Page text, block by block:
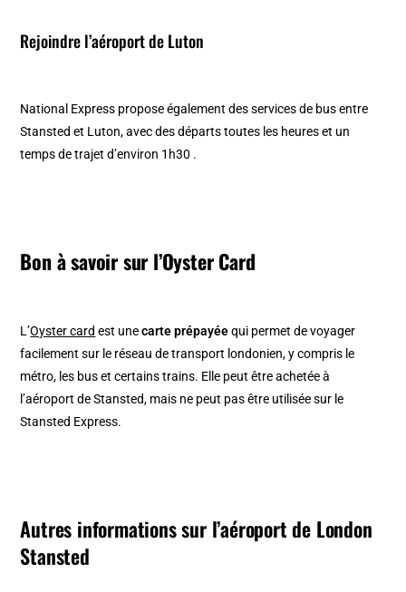
Rejoindre l’aéroport de Luton
National Express propose également des services de bus entre
Stansted et Luton, avec des départs toutes les heures et un
temps de trajet d’environ 1h30 .
Bon à savoir sur l’Oyster Card
L’Oyster card est unecarte prépayéequi permet de voyager
facilement sur le réseau de transport londonien, y compris le
métro, les bus et certains trains. Elle peut être achetée à
l’aéroport de Stansted, mais ne peut pas être utilisée sur le
Stansted Express.
Autres informations sur l’aéroport de London
Stansted